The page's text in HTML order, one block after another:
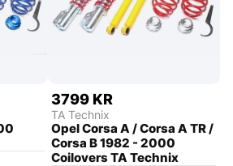
3799 KR
TA Technix
Opel Corsa A / Corsa A TR /
Corsa B 1982 - 2000
Coilovers TA Technix